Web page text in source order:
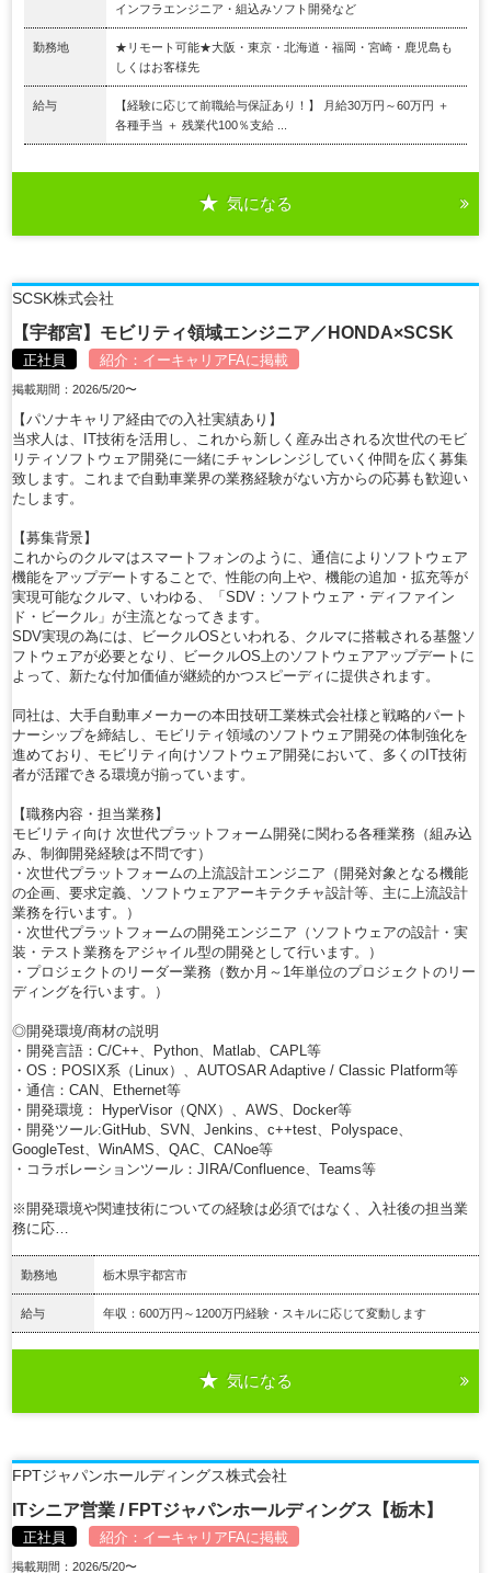
インフラエンジニア・組込みソフト開発など
勤務地
★リモート可能★大阪・東京・北海道・福岡・宮崎・鹿児島も
しくはお客様先
給与
【経験に応じて前職給与保証あり！】 月給30万円～60万円 ＋
各種手当 ＋ 残業代100％支給 ...
気になる
SCSK株式会社
【宇都宮】モビリティ領域エンジニア／HONDA×SCSK
正社員 紹介： イーキャリアFAに掲載
掲載期間：2026/5/20〜
【パソナキャリア経由での入社実績あり】
当求人は、IT技術を活用し、これから新しく産み出される次世代のモビ
リティソフトウェア開発に一緒にチャンレンジしていく仲間を広く募集
致します。これまで自動車業界の業務経験がない方からの応募も歓迎い
たします。
【募集背景】
これからのクルマはスマートフォンのように、通信によりソフトウェア
機能をアップデートすることで、性能の向上や、機能の追加・拡充等が
実現可能なクルマ、いわゆる、「SDV：ソフトウェア・ディファイン
ド・ビークル」が主流となってきます。
SDV実現の為には、ビークルOSといわれる、クルマに搭載される基盤ソ
フトウェアが必要となり、ビークルOS上のソフトウェアアップデートに
よって、新たな付加価値が継続的かつスピーディに提供されます。
同社は、大手自動車メーカーの本田技研工業株式会社様と戦略的パート
ナーシップを締結し、モビリティ領域のソフトウェア開発の体制強化を
進めており、モビリティ向けソフトウェア開発において、多くのIT技術
者が活躍できる環境が揃っています。
【職務内容・担当業務】
モビリティ向け 次世代プラットフォーム開発に関わる各種業務（組み込
み、制御開発経験は不問です）
・次世代プラットフォームの上流設計エンジニア（開発対象となる機能
の企画、要求定義、ソフトウェアアーキテクチャ設計等、主に上流設計
業務を行います。）
・次世代プラットフォームの開発エンジニア（ソフトウェアの設計・実
装・テスト業務をアジャイル型の開発として行います。）
・プロジェクトのリーダー業務（数か月～1年単位のプロジェクトのリー
ディングを行います。）
◎開発環境/商材の説明
・開発言語：C/C++、Python、Matlab、CAPL等
・OS：POSIX系（Linux）、AUTOSAR Adaptive / Classic Platform等
・通信：CAN、Ethernet等
・開発環境： HyperVisor（QNX）、AWS、Docker等
・開発ツール:GitHub、SVN、Jenkins、c++test、Polyspace、
GoogleTest、WinAMS、QAC、CANoe等
・コラボレーションツール：JIRA/Confluence、Teams等
※開発環境や関連技術についての経験は必須ではなく、入社後の担当業
務に応…
勤務地 栃木県宇都宮市
給与 年収：600万円～1200万円経験・スキルに応じて変動します
気になる
FPTジャパンホールディングス株式会社
ITシニア営業 / FPTジャパンホールディングス【栃木】
正社員 紹介： イーキャリアFAに掲載
掲載期間：2026/5/20〜